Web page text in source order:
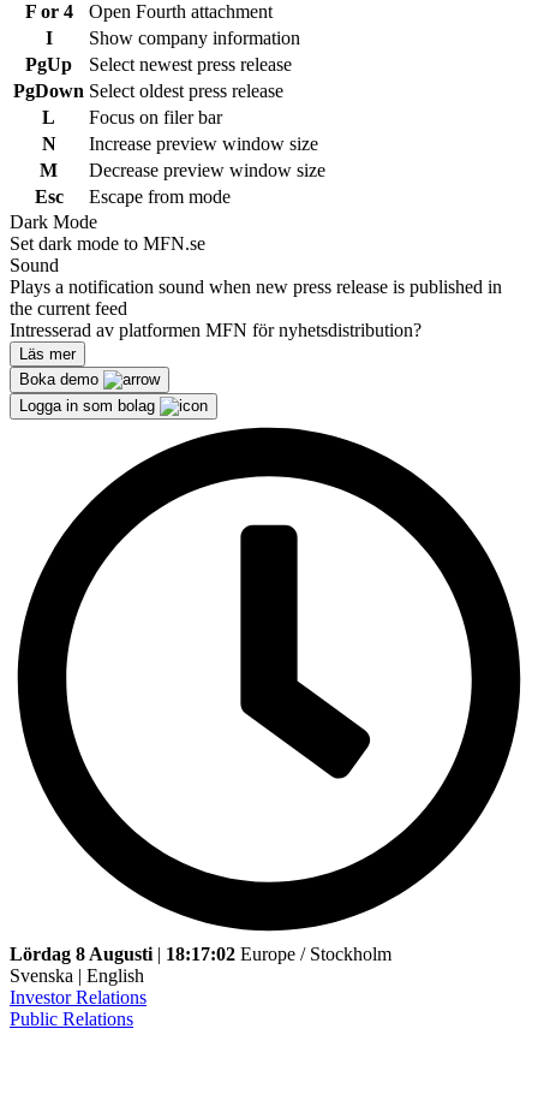
F or 4
Open Fourth attachment
I
Show company information
PgUp
Select newest press release
PgDown Select oldest press release
L
Focus on filer bar
N
Increase preview window size
M
Decrease preview window size
Esc
Escape from mode
Dark Mode
Set dark mode to MFN.se
Sound
Plays a notification sound when new press release is published in
the current feed
Intresserad av platformen MFN för nyhetsdistribution?
Läs mer
Boka demo
Logga in som bolag
Lördag 8 Augusti | 18:17:02 Europe / Stockholm
Svenska | English
Investor Relations
Public Relations